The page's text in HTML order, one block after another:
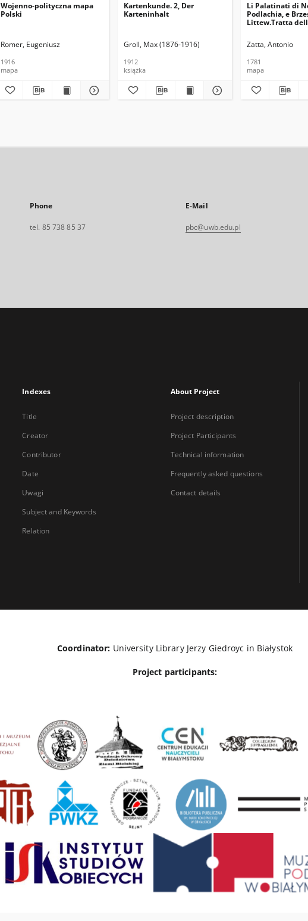
Wojenno-polityczna mapa
Polski
Romer, Eugeniusz
1916
mapa
Kartenkunde. 2, Der
Karteninhalt
Groll, Max (1876-1916)
1912
książka
Li Palatinati di
Podlachia, e
Littew.Tratta
Zatta, Antonio
1781
mapa
Phone
tel. 85 738 85 37
E-Mail
pbc@uwb.edu.pl
Indexes
Title
Creator
Contributor
Date
Uwagi
Subject and Keywords
Relation
About Project
Project description
Project Participants
Technical information
Frequently asked questions
Contact details
Coordinator: University Library Jerzy Giedroyc in Białystok
Project participants: